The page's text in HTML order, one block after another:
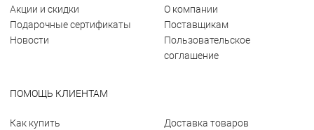
Акции и скидки
Подарочные сертификаты
Новости
О компании
Поставщикам
Пользовательское
соглашение
ПОМОЩЬ КЛИЕНТАМ
Как купить
Доставка товаров